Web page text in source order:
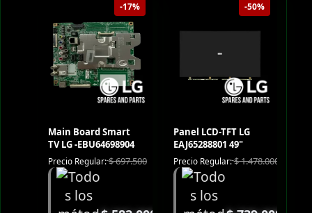
-17%
Main Board Smart
TV LG -EBU64698904
Precio Regular:$697.500
-50%
Panel LCD-TFT LG
EAJ65288801 49"
Precio Regular:$1.478.000